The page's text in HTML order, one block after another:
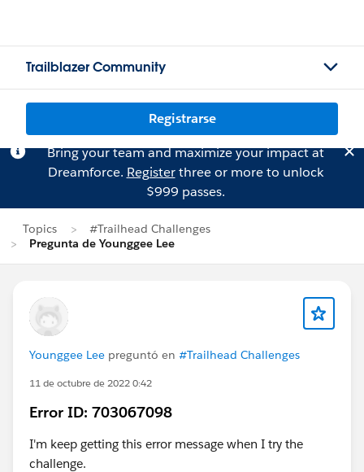
Trailblazer Community
Registrarse
Bring your team and maximize your impact at
Dreamforce. Registerthree or more to unlock
$999 passes.
Topics
#Trailhead Challenges
Pregunta de Younggee Lee
Younggee Lee preguntó en #Trailhead Challenges
11 de octubre de 2022 0:42
Error ID: 703067098
I'm keep getting this error message when I try the
challenge.